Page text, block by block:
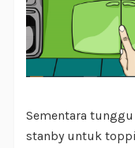
Sementara
stanby untuk